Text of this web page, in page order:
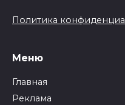
Политика
Меню
Главная
Реклама